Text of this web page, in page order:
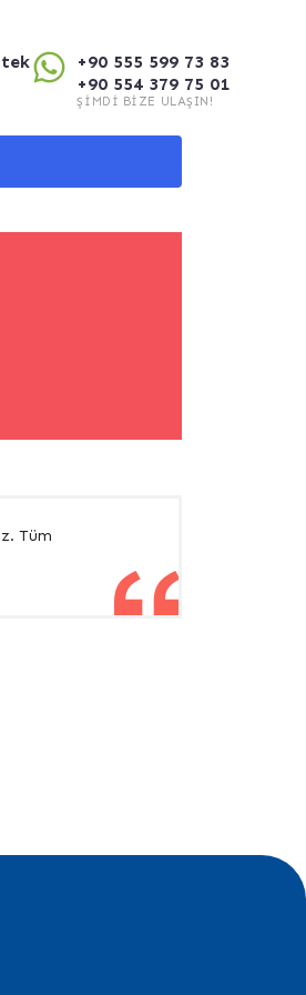
+90 555 599 73 83
+90 554 379 75 01
ŞIMDI BIZE ULAŞIN!
Tüm